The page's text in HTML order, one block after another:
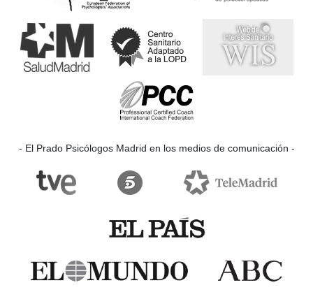
- El Prado Psicólogos Madrid en los medios de comunicación -